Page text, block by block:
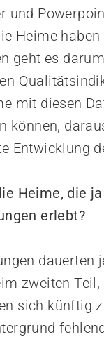
und
Heime
geht es
mit diesen
können,
Entwicklung
Heime, die
erlebt?
dauerten
zweiten
sich künftig